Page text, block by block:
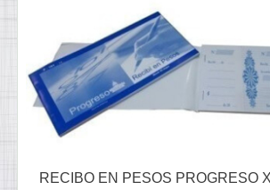
RECIBO EN PESOS PROGRESO